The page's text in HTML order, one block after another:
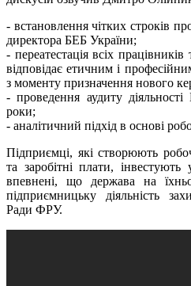
- встановлення чітких строків
директора БЕБ України;
- переатестація всіх
відповідає етичним і
з моменту призначення нового
- проведення аудиту
роки;
- аналітичний підхід в основі
Підприємці, які створюють
та заробітні плати,
впевнені, що держава на
підприємницьку діяльність
Ради ФРУ.